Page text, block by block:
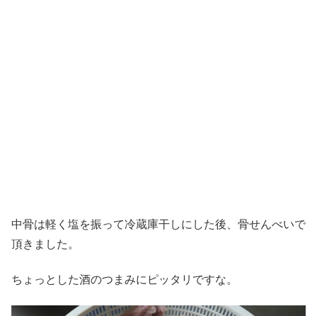
中骨は軽く塩を振って冷蔵庫干しにした後、骨せんべいで
頂きました。
ちょっとした酒のつまみにピッタリですな。